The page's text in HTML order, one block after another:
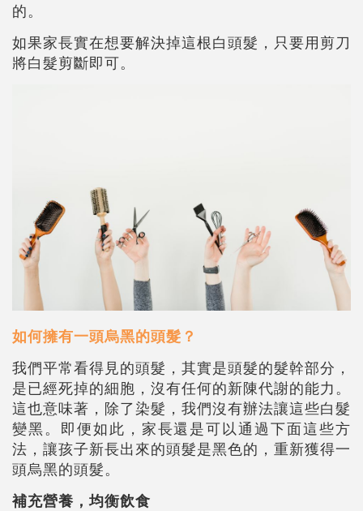
的。
如果家長實在想要解決掉這根白頭髮，只要用剪刀
將白髮剪斷即可。
如何擁有一頭烏黑的頭髮？
我們平常看得見的頭髮，其實是頭髮的髮幹部分，
是已經死掉的細胞，沒有任何的新陳代謝的能力。
這也意味著，除了染髮，我們沒有辦法讓這些白髮
變黑。即便如此，家長還是可以通過下面這些方
法，讓孩子新長出來的頭髮是黑色的，重新獲得一
頭烏黑的頭髮。
補充營養，均衡飲食